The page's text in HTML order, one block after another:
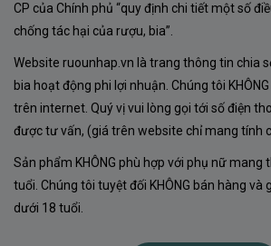
Lý do bạn không nên bỏ qua Rượu
chỉ là một sự lựa chọn tuyệt vời cho
vang nhờ chất lượng vượt trội, mà còn
nghệ thuật, kết hợp giữa truyền thống
vang này xứng đáng được trưng bày
tập rượu vang và là món quà ý nghĩa
biệt.
CP của Chính phủ “quy định chi tiết một số
chống tác hại của rượu, bia”.
Website ruounhap.vn là trang thông tin chia
bia hoạt động phi lợi nhuận. Chúng tôi
trên internet. Quý vị vui lòng gọi tới số điện
được tư vấn, (giá trên website chỉ mang tính
Sản phẩm KHÔNG phù hợp với phụ nữ mang
tuổi. Chúng tôi tuyệt đối KHÔNG bán hàng và
dưới 18 tuổi.